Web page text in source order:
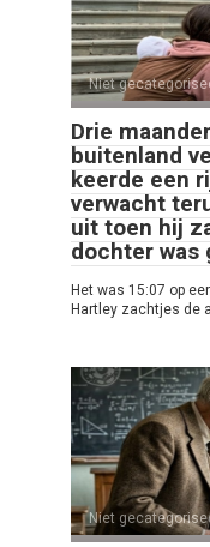
Niet
Drie
buitenland
keerde een
verwacht
uit toen hij
dochter was
Het was 15:07 op
Hartley zachtjes de
Niet